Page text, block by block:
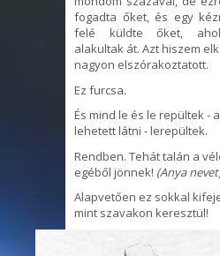
fogadta őket, és egy
felé küldte őket,
alakultak át. Azt hiszem
nagyon elszórakoztatott.
Ez furcsa.
És mind le és le repültek -
lehetett látni - lerepültek.
Rendben. Tehát talán a
egéből jönnek! (Anya
Alapvetően ez sokkal
mint szavakon keresztül!